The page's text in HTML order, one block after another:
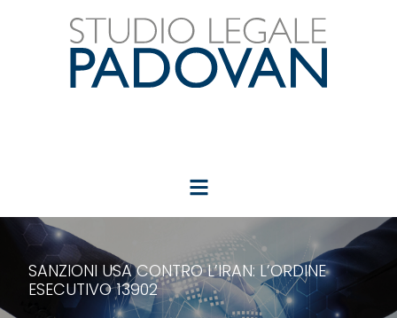
SANZIONI USA CONTRO L’IRAN: L’ORDINE
ESECUTIVO 13902